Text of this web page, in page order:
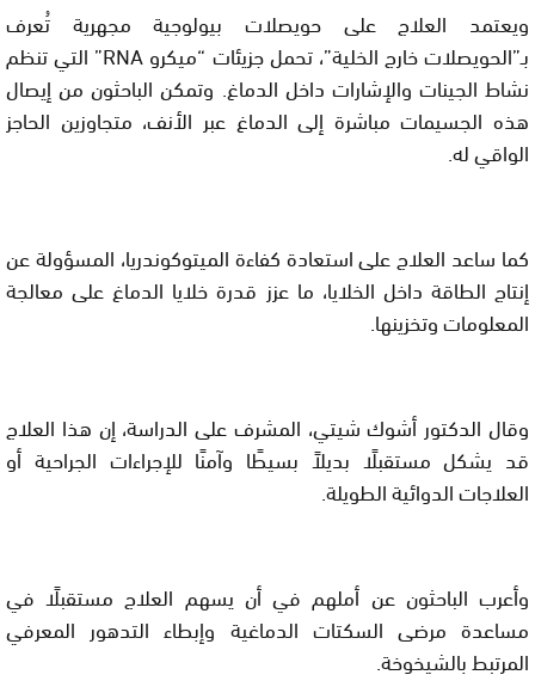
ويعتمد العلاج على حويصلات بيولوجية مجهرية تُعرف
بـ”الحويصلات خارج الخلية”، تحمل جزيئات “ميكرو RNA” التي تنظم
نشاط الجينات والإشارات داخل الدماغ. وتمكن الباحثون من إيصال
هذه الجسيمات مباشرة إلى الدماغ عبر الأنف، متجاوزين الحاجز
الواقي له.
كما ساعد العلاج على استعادة كفاءة الميتوكوندريا، المسؤولة عن
إنتاج الطاقة داخل الخلايا، ما عزز قدرة خلايا الدماغ على معالجة
المعلومات وتخزينها.
وقال الدكتور أشوك شيتي، المشرف على الدراسة، إن هذا العلاج
قد يشكل مستقبلًا بديلاً بسيطًا وآمنًا للإجراءات الجراحية أو
العلاجات الدوائية الطويلة.
وأعرب الباحثون عن أملهم في أن يسهم العلاج مستقبلًا في
مساعدة مرضى السكتات الدماغية وإبطاء التدهور المعرفي
المرتبط بالشيخوخة.